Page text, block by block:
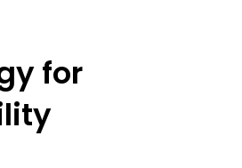
for